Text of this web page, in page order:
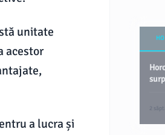
unitate
acestor
a lucra și
2